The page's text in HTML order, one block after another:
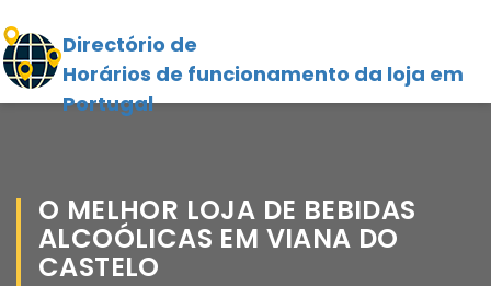
Directório de
Horários de funcionamento da loja em
Portugal
O MELHOR LOJA DE BEBIDAS
ALCOÓLICAS EM VIANA DO
CASTELO